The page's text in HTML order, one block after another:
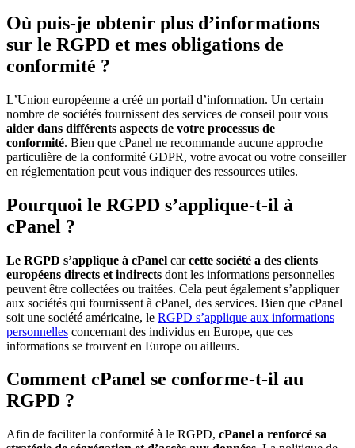
Où puis-je obtenir plus d’informations
sur le RGPD et mes obligations de
conformité ?
L’Union européenne a créé un portail d’information. Un certain
nombre de sociétés fournissent des services de conseil pour vous
aider dans différents aspects de votre processus de
conformité. Bien que cPanel ne recommande aucune approche
particulière de la conformité GDPR, votre avocat ou votre conseiller
en réglementation peut vous indiquer des ressources utiles.
Pourquoi le RGPD s’applique-t-il à
cPanel ?
Le RGPD s’applique à cPanel carcette société a des clients
européens directs et indirects dont les informations personnelles
peuvent être collectées ou traitées. Cela peut également s’appliquer
aux sociétés qui fournissent à cPanel, des services. Bien que cPanel
soit une société américaine, le RGPD s’applique aux informations
personnelles concernant des individus en Europe, que ces
informations se trouvent en Europe ou ailleurs.
Comment cPanel se conforme-t-il au
RGPD ?
Afin de faciliter la conformité à le RGPD, cPanel a renforcé sa